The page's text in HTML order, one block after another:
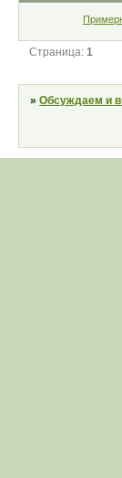
Страница:1
»Обсуждаем и